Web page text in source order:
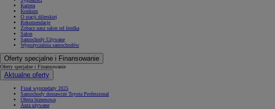
Kariera
Konkurs
O stacji dilerskiej
Rekomendacje
Zobacz nasz salon od środka
Salon
Samochody Używane
Wypożyczalnia samochodów
Oferty specjalne i Finansowanie
Oferty specjalne i Finansowanie
Aktualne oferty
Finał wyprzedaży 2025
Samochody dostawcze Toyota Professional
Oferta biznesowa
Auta używane